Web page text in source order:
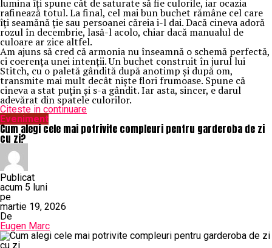
lumina îți spune cât de saturate să fie culorile, iar ocazia
rafinează totul. La final, cel mai bun buchet rămâne cel care
îți seamănă ție sau persoanei căreia i-l dai. Dacă cineva adoră
rozul în decembrie, lasă-l acolo, chiar dacă manualul de
culoare ar zice altfel.
Am ajuns să cred că armonia nu înseamnă o schemă perfectă,
ci coerența unei intenții. Un buchet construit în jurul lui
Stitch, cu o paletă gândită după anotimp și după om,
transmite mai mult decât niște flori frumoase. Spune că
cineva a stat puțin și s-a gândit. Iar asta, sincer, e darul
adevărat din spatele culorilor.
Citeste in continuare
Eveniment
Cum alegi cele mai potrivite compleuri pentru garderoba de zi
cu zi?
Publicat
acum 5 luni
pe
martie 19, 2026
De
Eugen Marc